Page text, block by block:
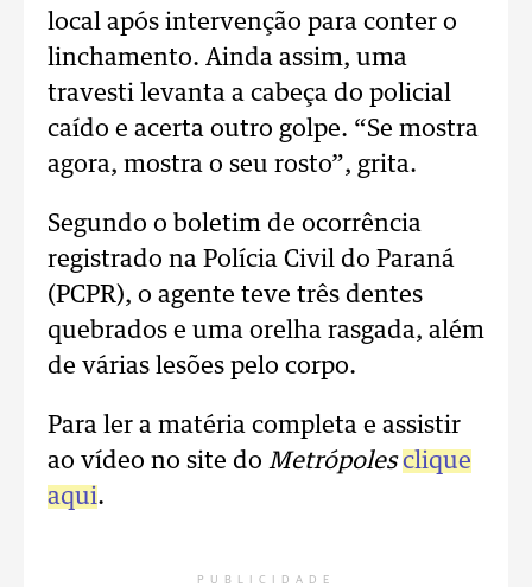
local após intervenção para conter o
linchamento. Ainda assim, uma
travesti levanta a cabeça do policial
caído e acerta outro golpe. “Se mostra
agora, mostra o seu rosto”, grita.
Segundo o boletim de ocorrência
registrado na Polícia Civil do Paraná
(PCPR), o agente teve três dentes
quebrados e uma orelha rasgada, além
de várias lesões pelo corpo.
Para ler a matéria completa e assistir
ao vídeo no site do Metrópolesclique
aqui.
PUBLICIDADE